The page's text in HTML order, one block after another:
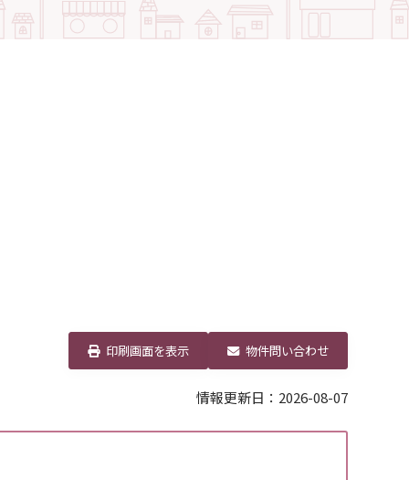
印刷画面を表示 物件問い合わせ
情報更新日：2026-08-07